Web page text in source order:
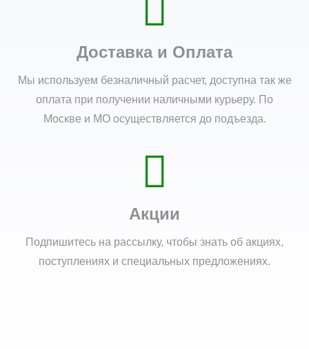
Доставка и Оплата
Мы используем безналичный расчет, доступна так же
оплата при получении наличными курьеру. По
Москве и МО осуществляется до подъезда.
Акции
Подпишитесь на рассылку, чтобы знать об акциях,
поступлениях и специальных предложениях.